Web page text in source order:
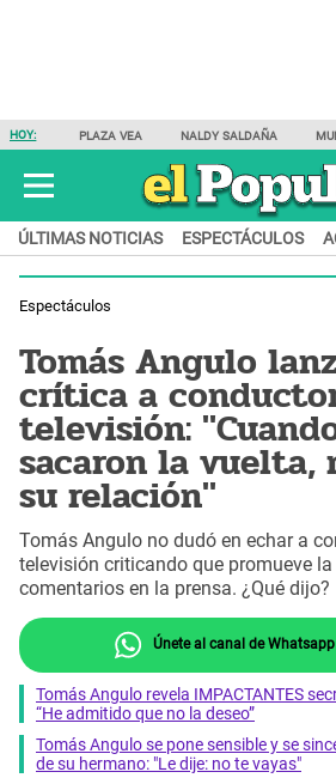
HOY: PLAZA VEA NALDY SALDAÑA
ÚLTIMAS NOTICIAS ESPECTÁCULOS
Espectáculos
Tomás Angulo
crítica a
televisión:
sacaron la vuelta,
su relación"
Tomás Angulo no dudó en echar a
televisión criticando que promueve
comentarios en la prensa. ¿Qué dijo?
Únete al canal de
Tomás Angulo revela IMPACTANTES
“He admitido que no la deseo”
Tomás Angulo se pone sensible y se
de su hermano: "Le dije: no te vayas"